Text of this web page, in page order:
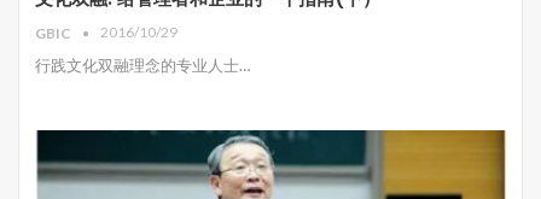
GBIC 2016/10/29
行践文化双融理念的专业人士…